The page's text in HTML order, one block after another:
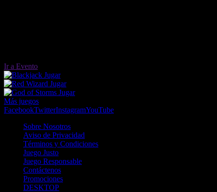
Ir a Evento
Jugar
Jugar
Jugar
Más juegos
FacebookTwitterInstagramYouTube
Sobre Nosotros
Aviso de Privacidad
Términos y Condiciones
Juego Justo
Juego Responsable
Contáctenos
Promociones
DESKTOP